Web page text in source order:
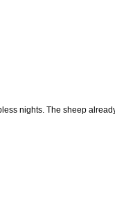
nights. The sheep